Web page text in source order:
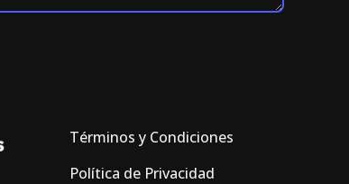
Términos y Condiciones
Política de Privacidad